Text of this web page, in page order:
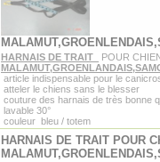
HARNAIS DE TRAIT
POUR
article indispensable pour le
atteler le chiens sans le blesser
couture des harnais de très bonne
lavable 30°
couleur bleu / totem
HARNAIS DE TRAIT POUR